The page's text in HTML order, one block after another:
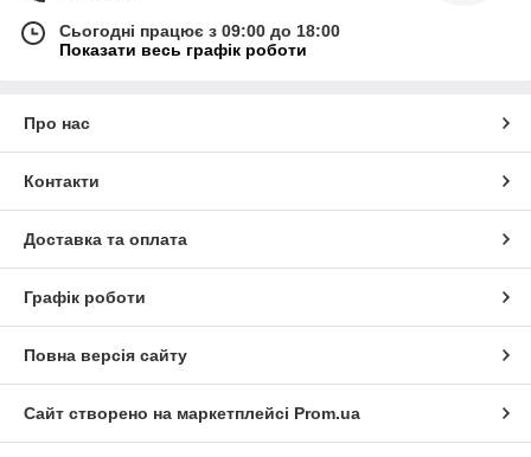
Сьогодні працює з 09:00 до 18:00
Показати весь графік роботи
Про нас
Контакти
Доставка та оплата
Графік роботи
Повна версія сайту
Сайт створено на маркетплейсі Prom.ua